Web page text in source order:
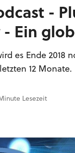
-
- Ein
es Ende
12 Monate.
Lesezeit